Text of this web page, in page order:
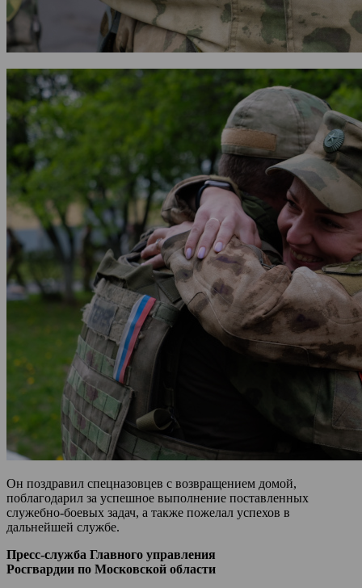
Он поздравил спецназовцев с возвращением домой,
поблагодарил за успешное выполнение поставленных
служебно-боевых задач, а также пожелал успехов в
дальнейшей службе.
Пресс-служба Главного управления
Росгвардии по Московской области